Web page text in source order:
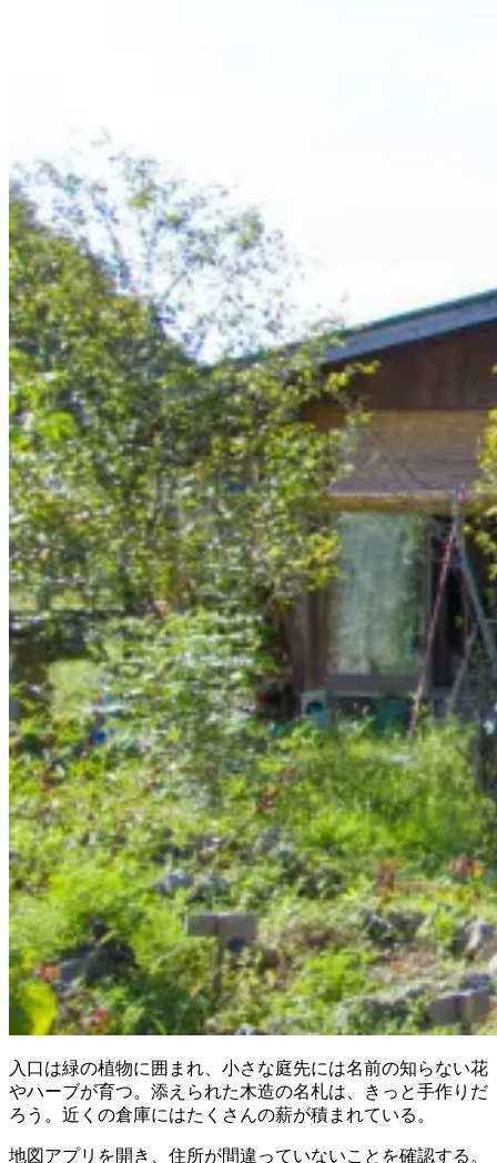
入口は緑の植物に囲まれ、小さな庭先には名前の知らない花
やハーブが育つ。添えられた木造の名札は、きっと手作りだ
ろう。近くの倉庫にはたくさんの薪が積まれている。
地図アプリを開き、住所が間違っていないことを確認する。